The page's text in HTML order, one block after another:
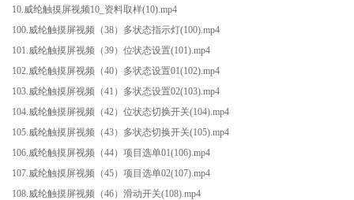
10.威纶触摸屏视频10_资料取样(10).mp4
100.威纶触摸屏视频（38）多状态指示灯(100).mp4
101.威纶触摸屏视频（39）位状态设置(101).mp4
102.威纶触摸屏视频（40）多状态设置01(102).mp4
103.威纶触摸屏视频（41）多状态设置02(103).mp4
104.威纶触摸屏视频（42）位状态切换开关(104).mp4
105.威纶触摸屏视频（43）多状态切换开关(105).mp4
106.威纶触摸屏视频（44）项目选单01(106).mp4
107.威纶触摸屏视频（45）项目选单02(107).mp4
108.威纶触摸屏视频（46）滑动开关(108).mp4